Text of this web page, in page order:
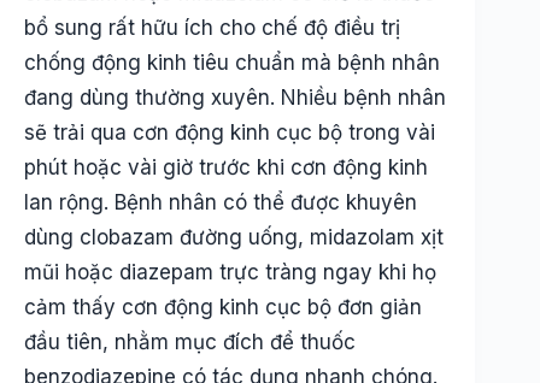
bổ sung rất hữu ích cho chế độ điều trị
chống động kinh tiêu chuẩn mà bệnh nhân
đang dùng thường xuyên. Nhiều bệnh nhân
sẽ trải qua cơn động kinh cục bộ trong vài
phút hoặc vài giờ trước khi cơn động kinh
lan rộng. Bệnh nhân có thể được khuyên
dùng clobazam đường uống, midazolam xịt
mũi hoặc diazepam trực tràng ngay khi họ
cảm thấy cơn động kinh cục bộ đơn giản
đầu tiên, nhằm mục đích để thuốc
benzodiazepine có tác dụng nhanh chóng.